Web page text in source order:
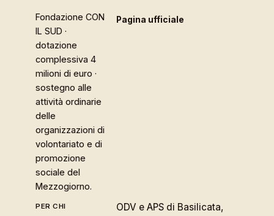
Fondazione CON
IL SUD ·
dotazione
complessiva 4
milioni di euro ·
sostegno alle
attività ordinarie
delle
organizzazioni di
volontariato e di
promozione
sociale del
Mezzogiorno.
Pagina ufficiale
ODV e APS di Basilicata,